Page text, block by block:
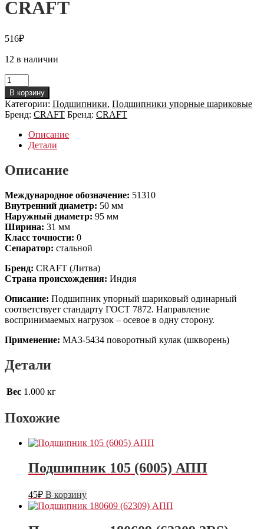
CRAFT
516₽
12 в наличии
Количество
товара
Подшипник
8310
(51310)
CRAFT
В корзину
Категории: Подшипники, Подшипники упорные шариковые
Бренд: CRAFT Бренд: CRAFT
Описание
Детали
Описание
Международное обозначение: 51310
Внутренний диаметр: 50 мм
Наружный диаметр: 95 мм
Ширина: 31 мм
Класс точности: 0
Сепаратор: стальной
Бренд: CRAFT (Литва)
Страна происхождения: Индия
Описание: Подшипник упорный шариковый одинарный
соответствует стандарту ГОСТ 7872. Направление
воспринимаемых нагрузок – осевое в одну сторону.
Применение: МАЗ-5434 поворотный кулак (шкворень)
Детали
Вес 1.000 кг
Похожие
Подшипник 105 (6005) АПП
45₽ В корзину